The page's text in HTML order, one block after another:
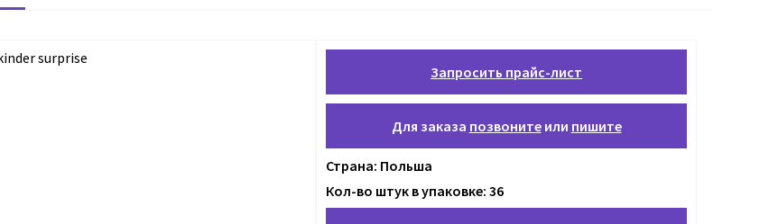
Запросить прайс-лист
Для заказа позвонитеили пишите
Страна: Польша
Кол-во штук в упаковке: 36